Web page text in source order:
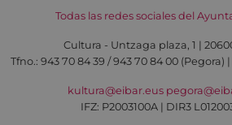
Todas las redes sociales del
Cultura - Untzaga plaza, 1 |
Tfno.: 943 70 84 39 / 943 70 84 00 (Pegora)
kultura@eibar.eus
IFZ: P2003100A | DIR3